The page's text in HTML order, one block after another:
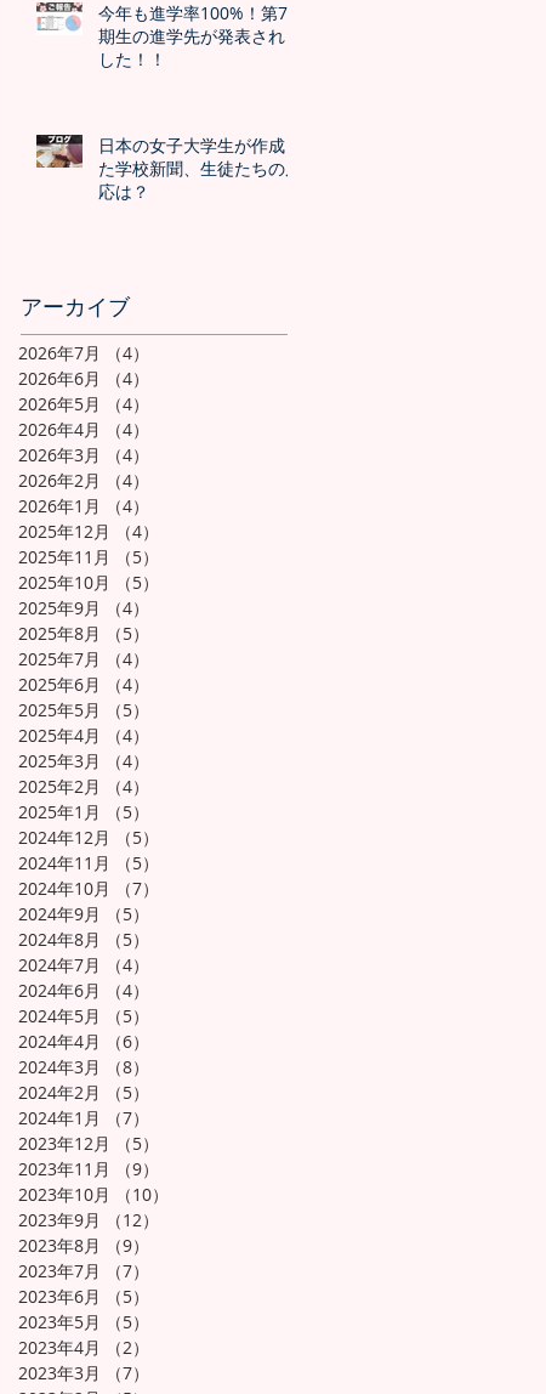
今年も進学率100%！第7
期生の進学先が発表されま
した！！
日本の女子大学生が作成し
た学校新聞、生徒たちの反
応は？
アーカイブ
2026年7月 （4）
2026年6月
（4）
2026年5月
（4）
2026年4月
（4）
2026年3月
（4）
2026年2月
（4）
2026年1月
（4）
2025年12月
（4）
2025年11月
（5）
2025年10月
（5）
2025年9月
（4）
2025年8月
（5）
2025年7月
（4）
2025年6月
（4）
2025年5月
（5）
2025年4月
（4）
2025年3月
（4）
2025年2月
（4）
2025年1月
（5）
2024年12月
（5）
2024年11月
（5）
2024年10月
（7）
2024年9月
（5）
2024年8月
（5）
2024年7月
（4）
2024年6月
（4）
2024年5月
（5）
2024年4月
（6）
2024年3月
（8）
2024年2月
（5）
2024年1月
（7）
2023年12月
（5）
2023年11月
（9）
2023年10月
（10）
2023年9月
（12）
2023年8月
（9）
2023年7月
（7）
2023年6月
（5）
2023年5月
（5）
2023年4月
（2）
2023年3月
（7）